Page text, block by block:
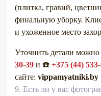
(плитка, гравий,
финальную уборку.
и ухоженное место
Уточнить детали
30-39 и ☎️ +375 (44)
сайте: vippamyatniki.by
9. Есть ли у вас